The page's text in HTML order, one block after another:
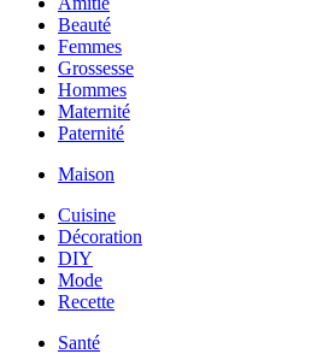
Beauté
Femmes
Grossesse
Hommes
Maternité
Paternité
Maison
Cuisine
Décoration
DIY
Mode
Recette
Santé